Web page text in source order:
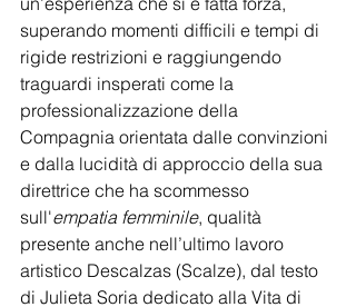
superando momenti difficili e tempi di
rigide restrizioni e raggiungendo
traguardi insperati come la
professionalizzazione della
Compagnia orientata dalle convinzioni
e dalla lucidità di approccio della sua
direttrice che ha scommesso
sull'empatia femminile, qualità
presente anche nell’ultimo lavoro
artistico Descalzas (Scalze), dal testo
di Julieta Soria dedicato alla Vita di